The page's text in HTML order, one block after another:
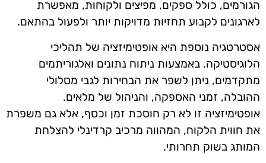
הגורמים, כולל ספקים, מפיצים ולקוחות, מאפשרת
לארגונים לקבוע תחזיות מדויקות יותר ולפעול בהתאם.
אסטרטגיה נוספת היא אופטימיזציה של תהליכי
הלוגיסטיקה. באמצעות ניתוח נתונים ואלגוריתמים
מתקדמים, ניתן לשפר את הבחירות לגבי מסלולי
ההובלה, זמני האספקה, והניהול של מלאים.
אופטימיזציה זו לא רק חוסכת זמן וכסף, אלא גם משפרת
את חווית הלקוח, המהווה מרכיב קרדינלי להצלחת
המותג בשוק תחרותי.